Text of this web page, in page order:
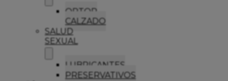
ORTOP
CALZADO
SALUD
SEXUAL
LUBRICANTES
PRESERVATIVOS